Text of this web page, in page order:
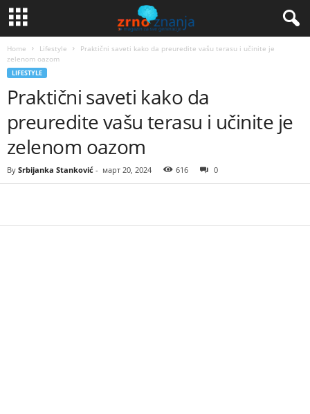
Home Lifestyle
Praktični saveti kako da preuredite vašu terasu i učinite je
zelenom oazom
LIFESTYLE
Praktični saveti kako da
preuredite vašu terasu i učinite je
zelenom oazom
By Srbijanka Stanković - март 20, 2024 616 0